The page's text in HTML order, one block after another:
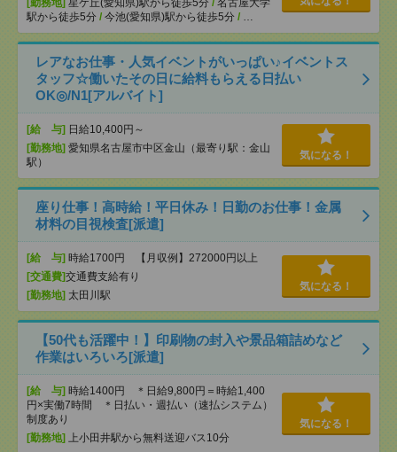
[勤務地] 星ケ丘(愛知県)駅から徒歩5分 / 名古屋大学
駅から徒歩5分 / 今池(愛知県)駅から徒歩5分 / …
レアなお仕事・人気イベントがいっぱい♪イベントス
タッフ☆働いたその日に給料もらえる日払い
OK◎/N1[アルバイト]
[給 与] 日給10,400円～
[勤務地] 愛知県名古屋市中区金山（最寄り駅：金山
駅）
気になる！
座り仕事！高時給！平日休み！日勤のお仕事！金属
材料の目視検査[派遣]
[給 与] 時給1700円 【月収例】272000円以上
[交通費]交通費支給有り
[勤務地] 太田川駅
気になる！
【50代も活躍中！】印刷物の封入や景品箱詰めなど
作業はいろいろ[派遣]
[給 与] 時給1400円 ＊日給9,800円＝時給1,400
円×実働7時間 ＊日払い・週払い（速払システム）
制度あり
[勤務地] 上小田井駅から無料送迎バス10分
気になる！